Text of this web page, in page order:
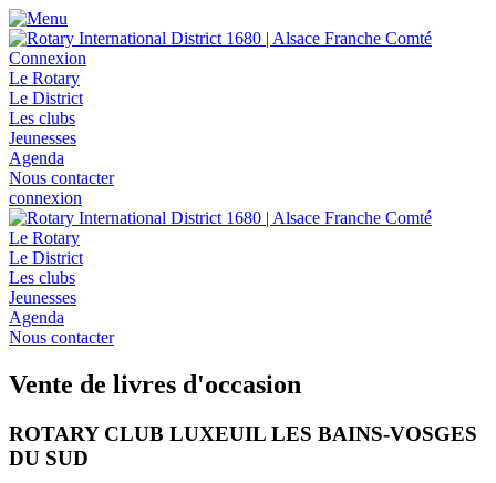
Connexion
Le Rotary
Le District
Les clubs
Jeunesses
Agenda
Nous contacter
connexion
Le Rotary
Le District
Les clubs
Jeunesses
Agenda
Nous contacter
Vente de livres d'occasion
ROTARY CLUB LUXEUIL LES BAINS-VOSGES
DU SUD